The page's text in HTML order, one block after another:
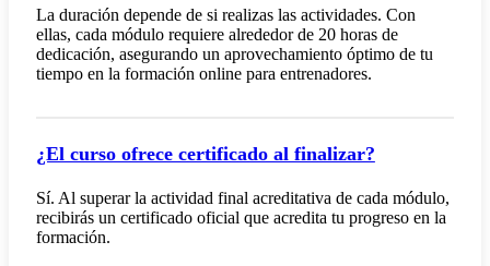
La duración depende de si realizas las actividades. Con
ellas, cada módulo requiere alrededor de 20 horas de
dedicación, asegurando un aprovechamiento óptimo de tu
tiempo en la formación online para entrenadores.
¿El curso ofrece certificado al finalizar?
Sí. Al superar la actividad final acreditativa de cada módulo,
recibirás un certificado oficial que acredita tu progreso en la
formación.